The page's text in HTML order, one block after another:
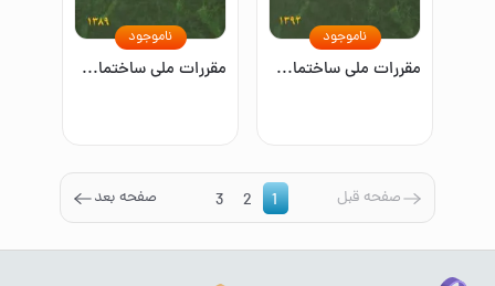
مقررات ملی ساختمان: مبحث یازدهم: طرح و اجرای صنعتی ساختمان‌ها
ناموجود
مقررات ملی ساختمان ایران: مبحث هفدهم: لوله‌کشی گاز طبیعی
ناموجود
صفحه قبل 1
2
3 صفحه بعد